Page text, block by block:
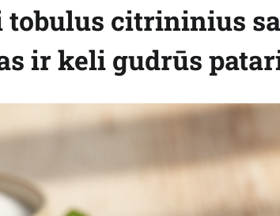
citrininius
ir keli gudrūs